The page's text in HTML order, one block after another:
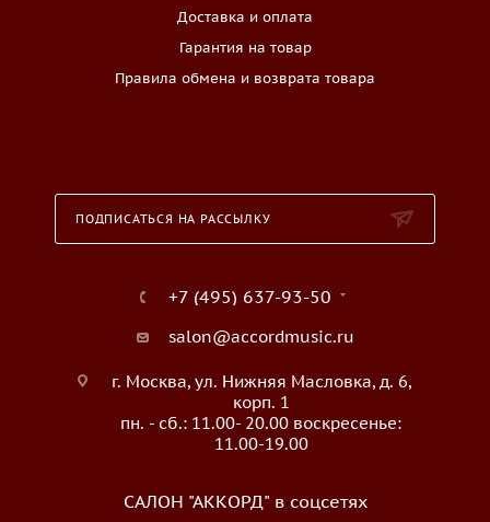
Доставка и оплата
Гарантия на товар
Правила обмена и возврата товара
ПОДПИСАТЬСЯ НА РАССЫЛКУ
+7 (495) 637-93-50
salon@accordmusic.ru
г. Москва, ул. Нижняя Масловка, д. 6,
корп. 1
пн. - сб.: 11.00- 20.00 воскресенье:
11.00-19.00
САЛОН "АККОРД" в соцсетях